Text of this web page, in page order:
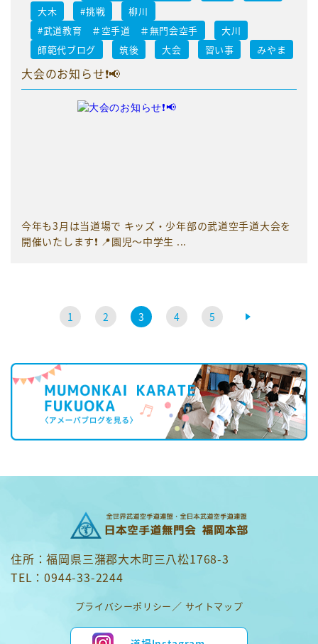
大木
#挑戦
柳川
#武道教育 ＃空手道 ＃無門会空手
大川
師範代ブログ
筑後 大会 習い事 みやま
大会のお知らせ❗️📢
今年も3月は当道場で キッズ・少年部の武道空手道大会を
開催いたします❗️ 📍園児〜中学生 ...
1 2 3 4 5
住所：福岡県三潴郡大木町三八松1768-3
TEL：0944-33-2244
プライバシーポリシー サイトマップ